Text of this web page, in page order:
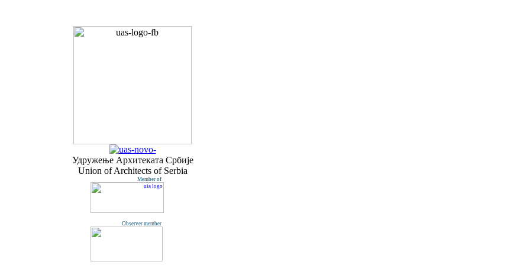
Удружењe Архитеката Србије
Union of Architects of Serbia
Member of
Observer member